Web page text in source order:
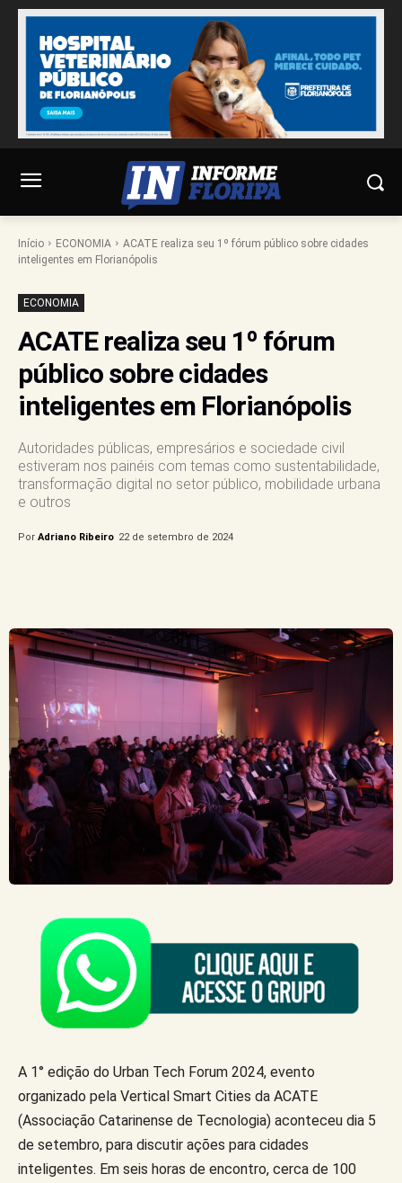
Início ECONOMIA
ACATE realiza seu 1º fórum público sobre cidades
inteligentes em Florianópolis
ECONOMIA
ACATE realiza seu 1º fórum
público sobre cidades
inteligentes em Florianópolis
Autoridades públicas, empresários e sociedade civil
estiveram nos painéis com temas como sustentabilidade,
transformação digital no setor público, mobilidade urbana
e outros
Por Adriano Ribeiro 22 de setembro de 2024
A 1° edição do Urban Tech Forum 2024, evento
organizado pela Vertical Smart Cities da ACATE
(Associação Catarinense de Tecnologia) aconteceu dia 5
de setembro, para discutir ações para cidades
inteligentes. Em seis horas de encontro, cerca de 100